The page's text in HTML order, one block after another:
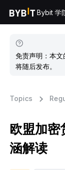
Bybit 学
免责声明：本
将随后发布。
Topics
欧盟加密
涵解读